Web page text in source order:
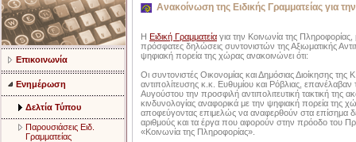
Επικοινωνία
Ενημέρωση
Δελτία Τύπου
Παρουσιάσεις Ειδ.
Γραμματείας
Ανακοίνωση της Ειδικής Γραμματείας για
H Ειδική Γραμματεία για την Κοινωνία της
πρόσφατες δηλώσεις συντονιστών της Αξιωματικής
ψηφιακή πορεία της χώρας ανακοινώνει ότι:
Οι συντονιστές Οικονομίας και Δημόσιας Διοίκησης της
αντιπολίτευσης κ.κ. Ευθυμίου και Ρόβλιας, επανέλαβαν
Αυγούστου την προσφιλή αντιπολιτευτική τακτική της
κινδυνολογίας αναφορικά με την ψηφιακή πορεία της
αποφεύγοντας επιμελώς να αναφερθούν στα επίσημα
αριθμούς και τα έργα που αφορούν στην πρόοδο του
«Κοινωνία της Πληροφορίας».